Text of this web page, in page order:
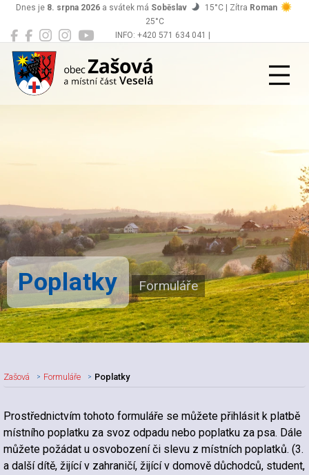
INFO: +420 571 634 041 |
Dnes je 8. srpna 2026 a svátek má Soběslav 15°C | Zítra Roman
25°C
Zašová
Poplatky Formuláře
Zašová Formuláře Poplatky
Prostřednictvím tohoto formuláře se můžete přihlásit k platbě
místního poplatku za svoz odpadu nebo poplatku za psa. Dále
můžete požádat u osvobození či slevu z místních poplatků. (3.
a další dítě, žijící v zahraničí, žijící v domově důchodců, student,